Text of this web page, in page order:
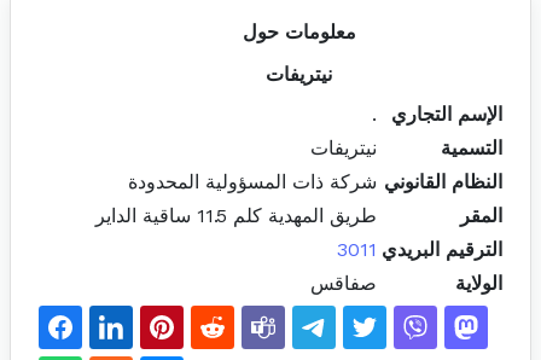
معلومات حول
نيتريفات
الإسم التجاري
.
التسمية
نيتريفات
النظام القانوني شركة ذات المسؤولية المحدودة
المقر
طريق المهدية كلم 11.5 ساقية الداير
الترقيم البريدي 3011
الولاية
صفاقس